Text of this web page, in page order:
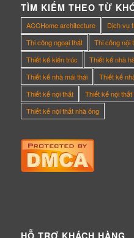
TÌM KIẾM THEO TỪ
ACCHome architecture Dịch vụ
Thi công ngoại thất
Thi công nội
Thiết kế kiến trúc
Thiết kế nhà
Thiết kế nhà mái thái
Thiết kế
Thiết kế nội thất
Thiết kế nội
Thiết kế nội thất nhà ống
HỖ TRỢ KHÁCH HÀNG